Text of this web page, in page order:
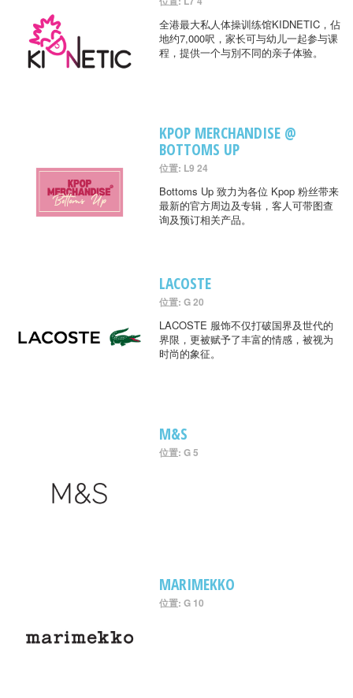
全港最大私人体操训练馆KIDNETIC，佔
地约7,000呎，家长可与幼儿一起参与课
程，提供一个与別不同的亲子体验。
KPOP MERCHANDISE @
BOTTOMS UP
位置: L9 24
Bottoms Up 致力为各位 Kpop 粉丝带来
最新的官方周边及专辑，客人可带图查
询及预订相关产品。
LACOSTE
位置: G 20
LACOSTE 服饰不仅打破国界及世代的
界限，更被赋予了丰富的情感，被视为
时尚的象征。
M&S
位置: G 5
MARIMEKKO
位置: G 10